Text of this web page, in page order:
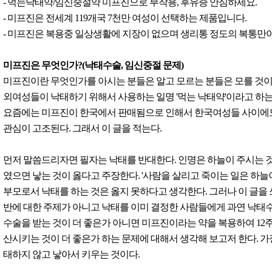
- 먹는낙태약/임신중절약 미프진으로 부작용, 후유증 안심하세요.
- 미프진은 전세계 119개국 7천만 여성이 선택하는 제품입니다.
- 미프진은 복용중 일상생활에 지장이 없으며 생리통 정도의 복통만
미프진은 무엇인가?(낙태수술, 임신중절 문제)
미프진이란 무엇인가를 아시는 분들은 알고 모르는 분들은 모를 것
외여성들이 낙태하기 위해서 사용하는 일명 '먹는 낙태약'이라고 하
요즘에는 미프진이 한국에서 판매됨으로 인해서 한국여성들 사이
관심이 고조된다. 그래서 이 글을 적는다.
먼저 말씀드리자면 필자는 낙태를 반대한다. 인명은 하늘이 주시는
였으면 낳는 것이 옳다고 주장한다. '사람을 살리고 죽이는 일은 하늘
부모로서 낙태를 하는 것은 옳지 못하다고 생각한다. 그러나 이 글을
반에 대한 주제가 아니고 낙태를 이미 결정한 사람들에게 과연 낙태
수술을 받는 것이 더 좋은가 아니면 미프진이라는 약을 복용하여 12
산시키는 것이 더 좋은가 하는 문제에 대해서 생각해 보고저 한다. 가
태하지 않고 낳아서 키우는 것이다.